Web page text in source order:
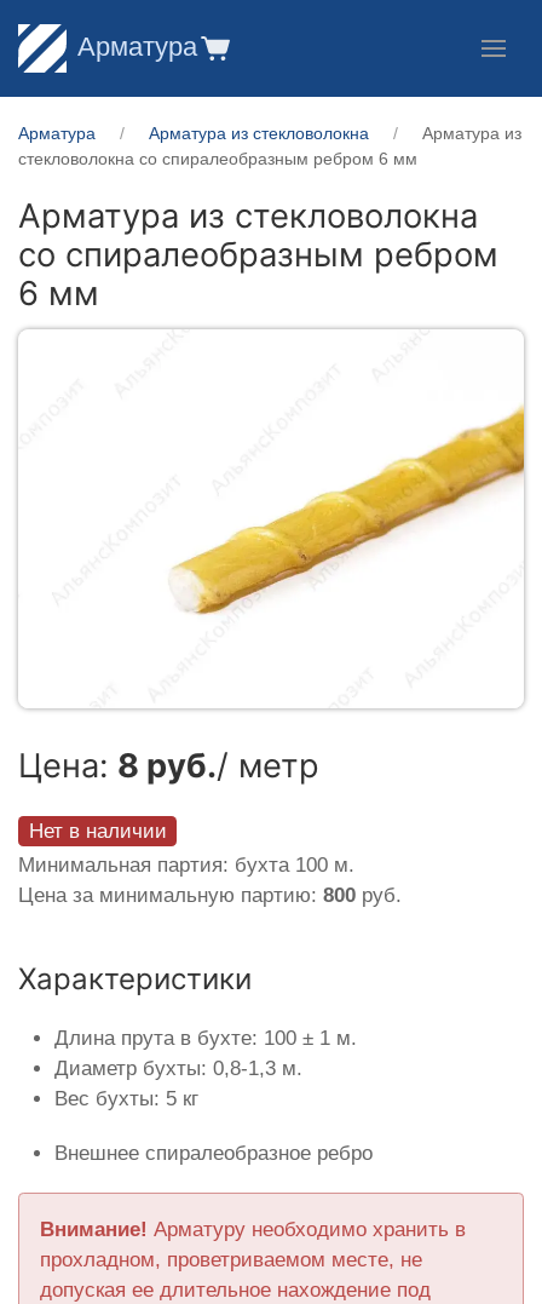
Арматура
Арматура Арматура из стекловолокна
Арматура из
стекловолокна со спиралеобразным ребром 6 мм
Арматура из стекловолокна
со спиралеобразным ребром
6 мм
Цена: 8 руб./ метр
Нет в наличии
Минимальная партия: бухта 100 м.
Цена за минимальную партию: 800 руб.
Характеристики
Длина прута в бухте: 100 ± 1 м.
Диаметр бухты: 0,8-1,3 м.
Вес бухты: 5 кг
Внешнее спиралеобразное ребро
Внимание! Арматуру необходимо хранить в
прохладном, проветриваемом месте, не
допуская ее длительное нахождение под